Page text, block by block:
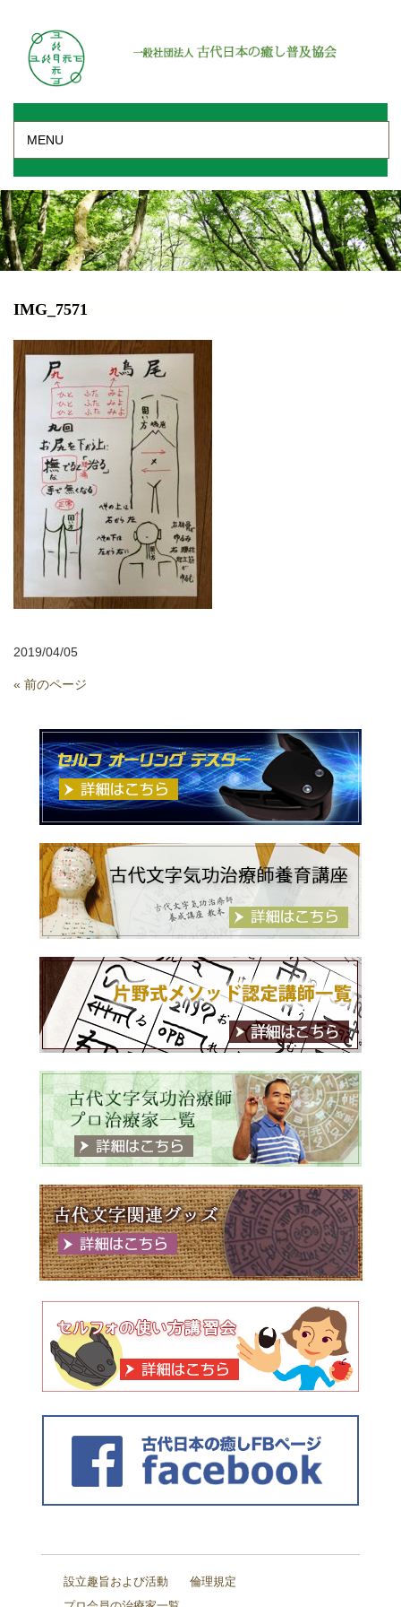
MENU
IMG_7571
2019/04/05
« 前のページ
設立趣旨および活動
倫理規定